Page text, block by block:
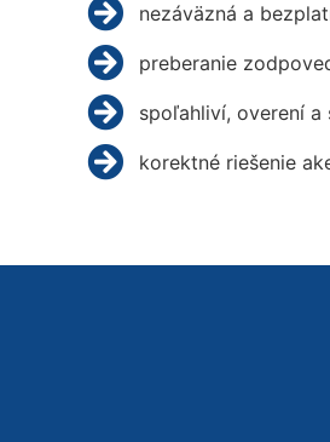
nezáväzná a
preberanie
spoľahliví, overení a
korektné riešenie